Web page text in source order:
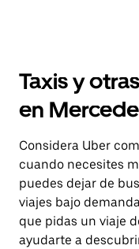
Taxis y
en
Considera Uber
cuando necesites
puedes dejar de
viajes bajo
que pidas un viaje
ayudarte a